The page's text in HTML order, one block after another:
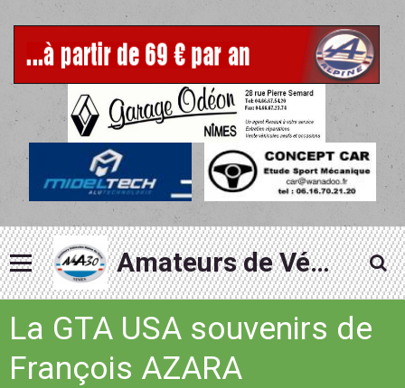
Amateurs de Véhicules Alpine du Gard
La GTA USA souvenirs de
François AZARA